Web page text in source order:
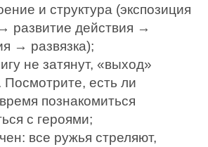
и структура (экспозиция
развитие действия →
→ развязка);
не затянут, «выход»
Посмотрите, есть ли
познакомиться
с героями;
все ружья стреляют,